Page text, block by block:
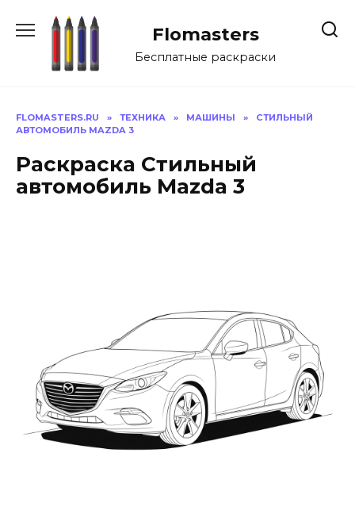
Flomasters
Бесплатные раскраски
FLOMASTERS.RU » ТЕХНИКА » МАШИНЫ »
СТИЛЬНЫЙ
АВТОМОБИЛЬ MAZDA 3
Раскраска Стильный
автомобиль Mazda 3